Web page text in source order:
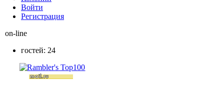
Войти
Peгиcтpaция
on-line
гостей: 24